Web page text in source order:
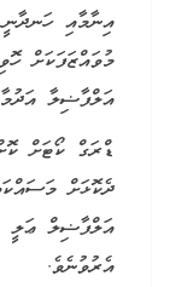
އިނާމާއި
މުވައްޒަފަކަށް
އަލްފާޟިލާ
ޑްރަގް ކޯޓަށް
ދެކޮޅަށް
އަލްފާޟިލް ޢަލީ
އެރުވުނެވެ.